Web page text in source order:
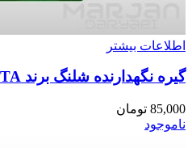
اطلاعات بیشتر
گیره نگهدارنده شلنگ برند ISTA
85,000 تومان
ناموجود